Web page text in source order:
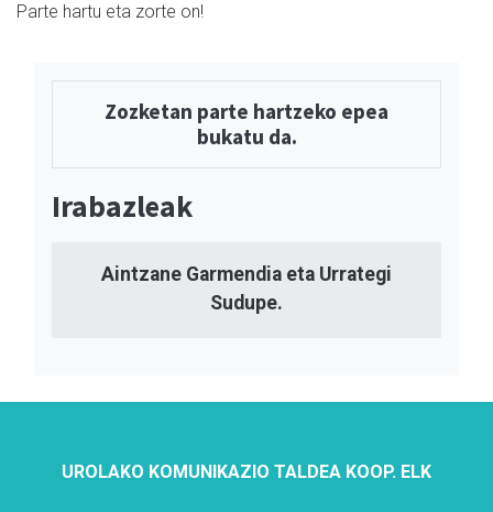
Parte hartu eta zorte on!
Zozketan parte hartzeko epea
bukatu da.
Irabazleak
Aintzane Garmendia eta Urrategi
Sudupe.
UROLAKO KOMUNIKAZIO TALDEA KOOP. ELK